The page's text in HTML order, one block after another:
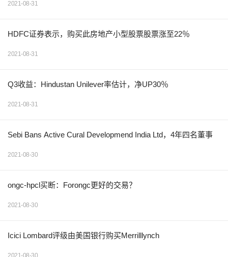
2021-08-31
HDFC证券表示，购买此房地产小型股票股票涨至22％
2021-08-31
Q3收益：Hindustan Unilever率估计，净UP30％
2021-08-31
Sebi Bans Active Cural Developmend India Ltd，4年四名董事
2021-08-30
ongc-hpcl买断：Forongc更好的交易？
2021-08-30
Icici Lombard评级由美国银行购买Merrilllynch
2021-08-30